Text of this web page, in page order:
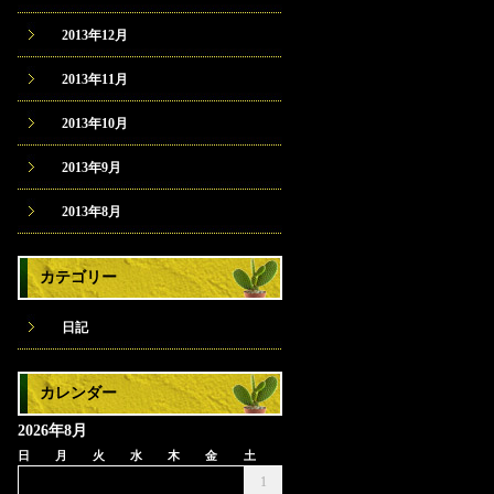
2013年12月
2013年11月
2013年10月
2013年9月
2013年8月
カテゴリー
日記
カレンダー
2026年8月
日 月 火 水 木 金 土
1